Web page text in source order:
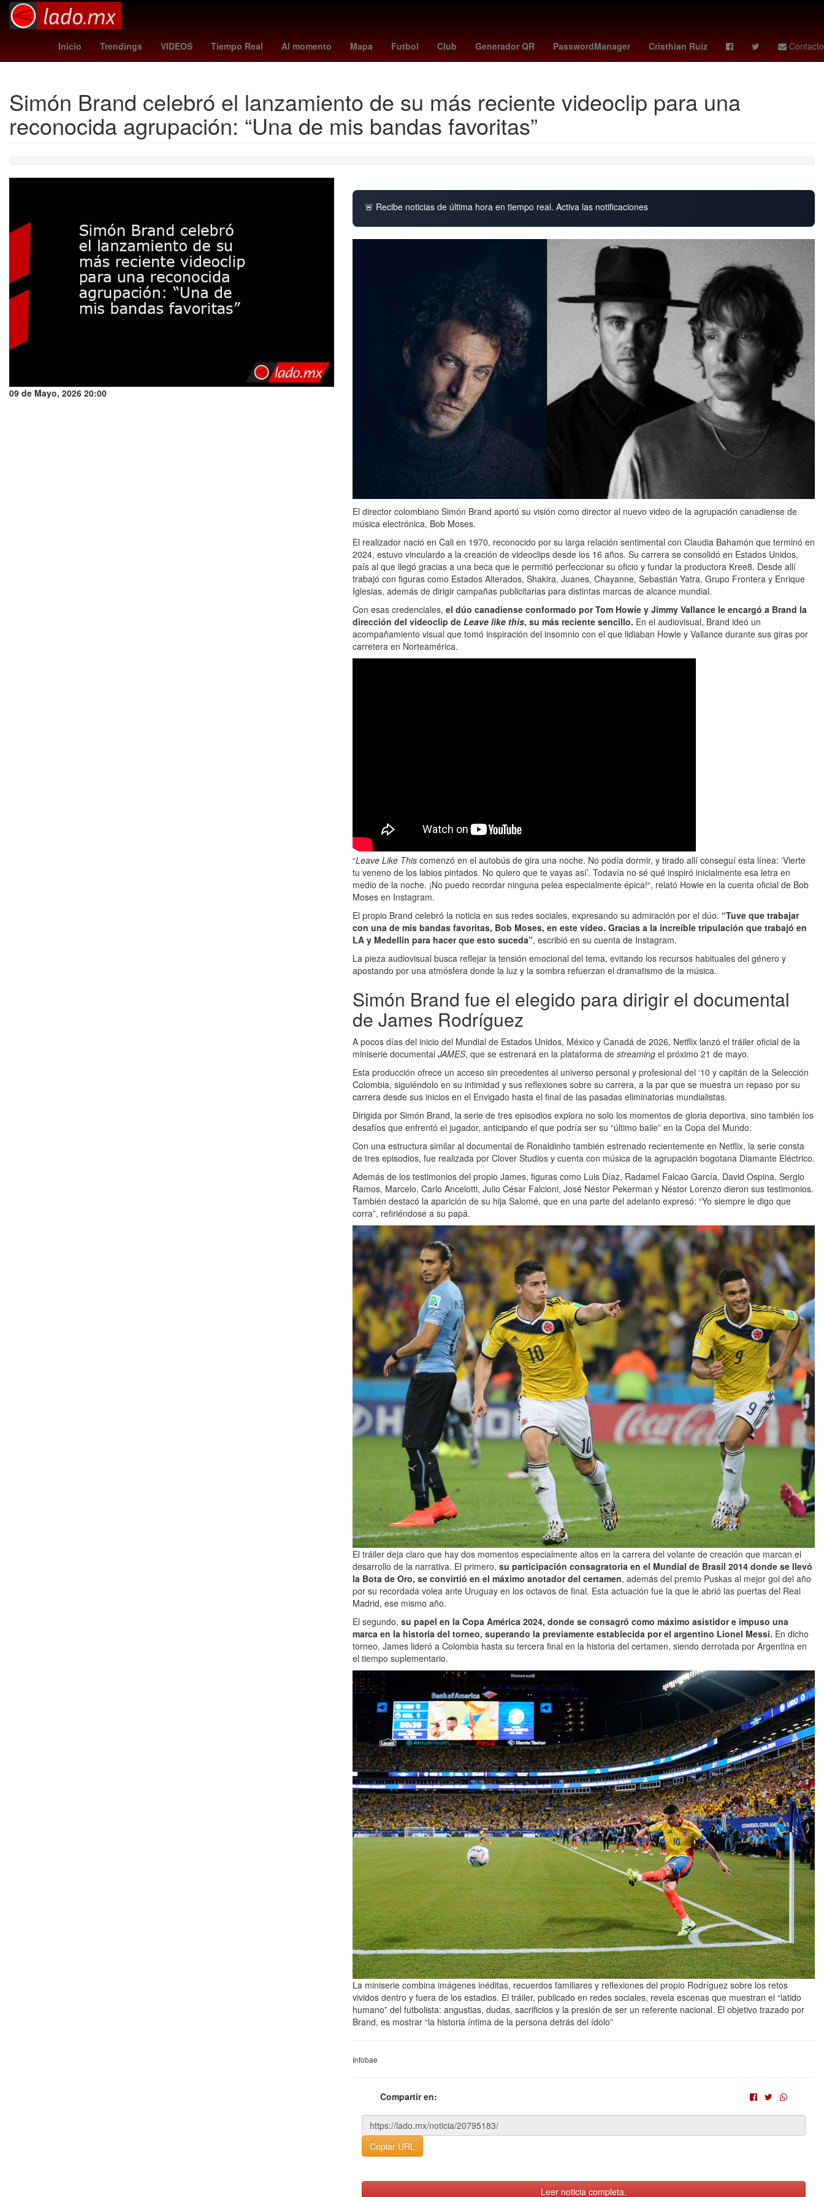
Inicio Trendings VIDEOS Tiempo Real Al momento Mapa Futbol Club Generador QR PasswordManager Cristhian Ruiz Contacto
Proyecto Juegos Olímpicos de París 2024 2024 votaciones la casa de los famosos mexico 2026 rascacielos en vivo mexico news Perú Brasil padres - astros Senador
Simón Brand celebró el lanzamiento de su más reciente videoclip para una
reconocida agrupación: “Una de mis bandas favoritas”
09 de Mayo, 2026 20:00
🚨 Recibe noticias de última hora en tiempo real. Activa las notificaciones
El director colombiano Simón Brand aportó su visión como director al nuevo video de la agrupación canadiense de
música electrónica, Bob Moses.
El realizador nació en Cali en 1970, reconocido por su larga relación sentimental con Claudia Bahamón que terminó en
2024, estuvo vinculardo a la creación de videoclips desde los 16 años. Su carrera se consolidó en Estados Unidos,
país al que llegó gracias a una beca que le permitió perfeccionar su oficio y fundar la productora Kree8. Desde allí
trabajó con figuras como Estados Alterados, Shakira, Juanes, Chayanne, Sebastián Yatra, Grupo Frontera y Enrique
Iglesias, además de dirigir campañas publicitarias para distintas marcas de alcance mundial.
Con esas credenciales, el dúo canadiense conformado por Tom Howie y Jimmy Vallance le encargó a Brand la
dirección del videoclip de Leave like this, su más reciente sencillo. En el audiovisual, Brand ideó un
acompañamiento visual que tomó inspiración del insomnio con el que lidiaban Howie y Vallance durante sus giras por
carretera en Norteamérica.
“Leave Like This comenzó en el autobús de gira una noche. No podía dormir, y tirado allí conseguí esta línea: ‘Vierte
tu veneno de los labios pintados. No quiero que te vayas así’. Todavía no sé qué inspiró inicialmente esa letra en
medio de la noche. ¡No puedo recordar ninguna pelea especialmente épica!“, relató Howie en la cuenta oficial de Bob
Moses en Instagram.
El propio Brand celebró la noticia en sus redes sociales, expresando su admiración por el dúo. “Tuve que trabajar
con una de mis bandas favoritas, Bob Moses, en este vídeo. Gracias a la increíble tripulación que trabajó en
LA y Medellín para hacer que esto suceda”, escribió en su cuenta de Instagram.
La pieza audiovisual busca reflejar la tensión emocional del tema, evitando los recursos habituales del género y
apostando por una atmósfera donde la luz y la sombra refuerzan el dramatismo de la música.
Simón Brand fue el elegido para dirigir el documental
de James Rodríguez
A pocos días del inicio del Mundial de Estados Unidos, México y Canadá de 2026, Netflix lanzó el tráiler oficial de la
miniserie documental JAMES, que se estrenará en la plataforma de streaming el próximo 21 de mayo.
Esta producción ofrece un acceso sin precedentes al universo personal y profesional del ‘10 y capitán de la Selección
Colombia, siguiéndolo en su intimidad y sus reflexiones sobre su carrera, a la par que se muestra un repaso por su
carrera desde sus inicios en el Envigado hasta el final de las pasadas eliminatorias mundialistas.
Dirigida por Simón Brand, la serie de tres episodios explora no solo los momentos de gloria deportiva, sino también los
desafíos que enfrentó el jugador, anticipando el que podría ser su “último baile” en la Copa del Mundo.
Con una estructura similar al documental de Ronaldinho también estrenado recientemente en Netflix, la serie consta
de tres episodios, fue realizada por Clover Studios y cuenta con música de la agrupación bogotana Diamante Eléctrico.
Además de los testimonios del propio James, figuras como Luis Díaz, Radamel Falcao García, David Ospina, Sergio
Ramos, Marcelo, Carlo Ancelotti, Julio César Falcioni, José Néstor Pekerman y Néstor Lorenzo dieron sus testimonios.
También destacó la aparición de su hija Salomé, que en una parte del adelanto expresó: “Yo siempre le digo que
corra”, refiriéndose a su papá.
El tráiler deja claro que hay dos momentos especialmente altos en la carrera del volante de creación que marcan el
desarrollo de la narrativa. El primero, su participación consagratoria en el Mundial de Brasil 2014 donde se llevó
la Bota de Oro, se convirtió en el máximo anotador del certamen, además del premio Puskas al mejor gol del año
por su recordada volea ante Uruguay en los octavos de final. Esta actuación fue la que le abrió las puertas del Real
Madrid, ese mismo año.
El segundo, su papel en la Copa América 2024, donde se consagró como máximo asistidor e impuso una
marca en la historia del torneo, superando la previamente establecida por el argentino Lionel Messi. En dicho
torneo, James lideró a Colombia hasta su tercera final en la historia del certamen, siendo derrotada por Argentina en
el tiempo suplementario.
La miniserie combina imágenes inéditas, recuerdos familiares y reflexiones del propio Rodríguez sobre los retos
vividos dentro y fuera de los estadios. El tráiler, publicado en redes sociales, revela escenas que muestran el “latido
humano” del futbolista: angustias, dudas, sacrificios y la presión de ser un referente nacional. El objetivo trazado por
Brand, es mostrar “la historia íntima de la persona detrás del ídolo”
Infobae
Compartir en:
Copiar URL
Leer noticia completa.